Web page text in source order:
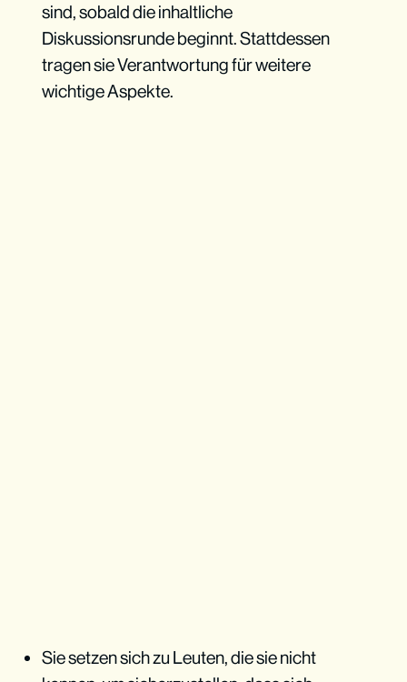
sind, sobald die inhaltliche
Diskussionsrunde beginnt. Stattdessen
tragen sie Verantwortung für weitere
wichtige Aspekte.
Sie setzen sich zu Leuten, die sie nicht